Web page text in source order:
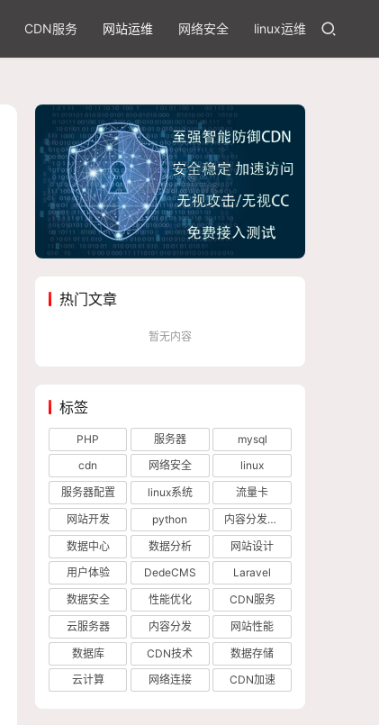
CDN服务 网站运维 网络安全 linux运维
热门文章
暂无内容
标签
PHP 服务器
mysql
cdn
网络安全
linux
服务器配置
linux系统
流量卡
网站开发
python
内容分发网络
数据中心
数据分析
网站设计
用户体验
DedeCMS
Laravel
数据安全
性能优化
CDN服务
云服务器
内容分发
网站性能
数据库
CDN技术
数据存储
云计算
网络连接 CDN加速